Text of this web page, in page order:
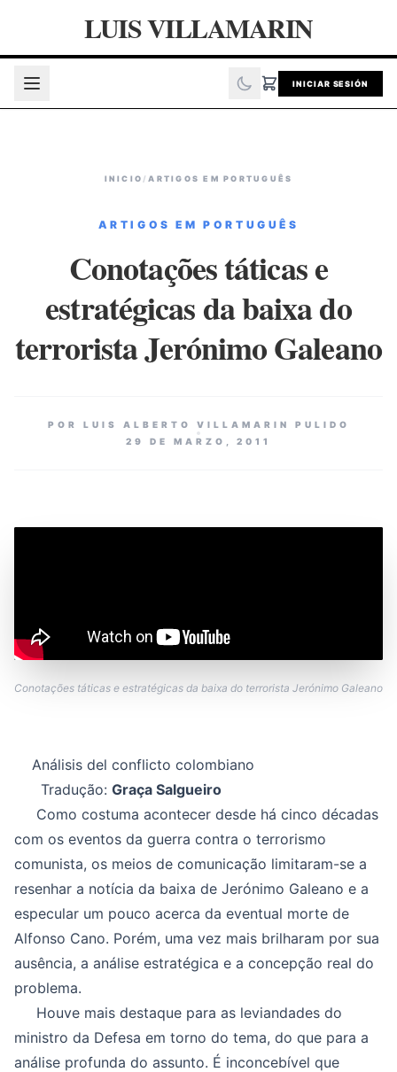
LUIS VILLAMARIN
INICIAR SESIÓN
INICIO /ARTIGOS EM PORTUGUÊS
ARTIGOS EM PORTUGUÊS
Conotações táticas e
estratégicas da baixa do
terrorista Jerónimo Galeano
POR LUIS ALBERTO VILLAMARIN PULIDO
29 DE MARZO, 2011
Conotações táticas e estratégicas da baixa do terrorista Jerónimo Galeano
Análisis del conflicto colombiano
Tradução: Graça Salgueiro
Como costuma acontecer desde há cinco décadas
com os eventos da guerra contra o terrorismo
comunista, os meios de comunicação limitaram-se a
resenhar a notícia da baixa de Jerónimo Galeano e a
especular um pouco acerca da eventual morte de
Alfonso Cano. Porém, uma vez mais brilharam por sua
ausência, a análise estratégica e a concepção real do
problema.
Houve mais destaque para as leviandades do
ministro da Defesa em torno do tema, do que para a
análise profunda do assunto. É inconcebível que